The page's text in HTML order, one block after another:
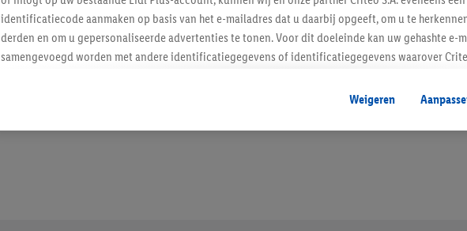
Inschrijven
identificatiecode aanmaken op basis van het e-mailadres dat u daarbij opgeeft, om u te
derden en om u gepersonaliseerde advertenties te tonen. Voor dit doeleinde kan uw gehashte e-
samengevoegd worden met andere identificatiegegevens of identificatiegegevens waarover
Als u hiermee akkoord gaat, kunnen advertenties in het kader van retargeting, d.w.z. advertenties
u interesse hebt getoond (bijvoorbeeld door het product in de webshop aan uw winkelmandje toe
niet te kopen), ook op verschillende apparaten en verschillende Lidl-diensten worden
Weigeren